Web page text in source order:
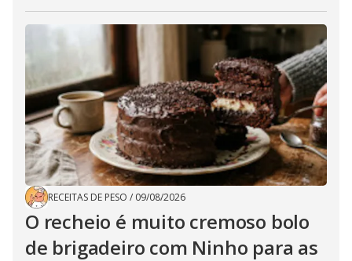
RECEITAS DE PESO / 09/08/2026
O recheio é muito cremoso bolo
de brigadeiro com Ninho para as